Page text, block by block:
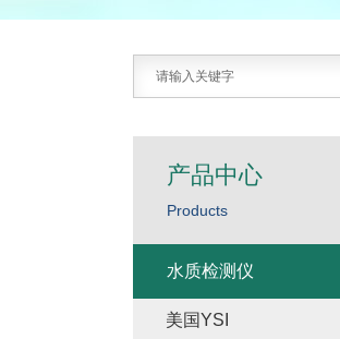
产品中心
Products
水质检测仪
美国YSI